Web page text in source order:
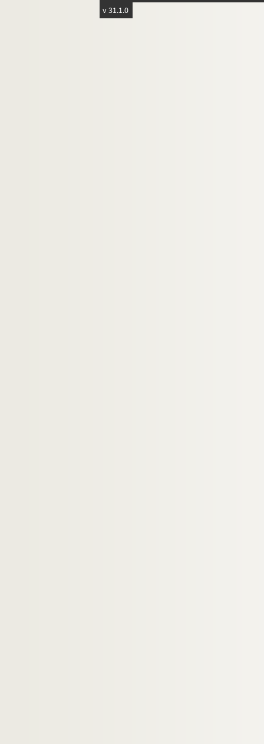
v 31.1.0